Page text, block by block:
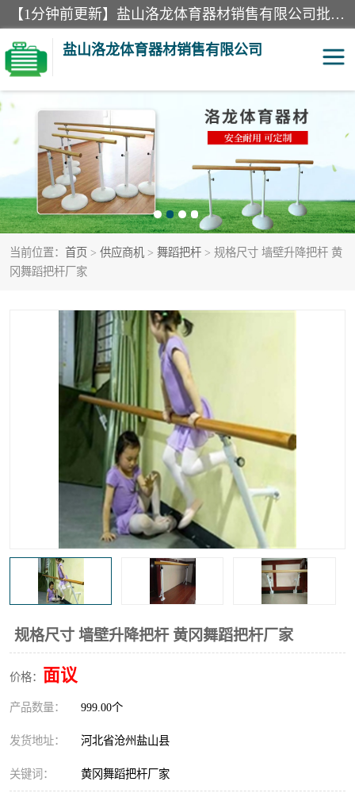
【1分钟前更新】盐山洛龙体育器材销售有限公司批量供应：300米障碍器材、400米障碍器材、部队训练器材、双杠、体操垫、舞蹈把杆等产品。盐山洛龙体育器材销售有限公司经过多年的发展，集研发，生产，销售，售后服务为一体. 奉行“质量，信誉，服务”的宗旨，以开拓创新的精神和真诚守信的态度积极进取。
盐山洛龙体育器材销售有限公司
当前位置： 首页 > 供应商机 > 舞蹈把杆 > 规格尺寸 墙壁升降把杆 黄
冈舞蹈把杆厂家
规格尺寸 墙壁升降把杆 黄冈舞蹈把杆厂家
价格： 面议
产品数量： 999.00个
发货地址： 河北省沧州盐山县
关键词： 黄冈舞蹈把杆厂家
单双杠 舞蹈把杆
400米障碍器材 体操垫
300米障碍器材 攀爬架
塑胶跑道 400米障碍器材1